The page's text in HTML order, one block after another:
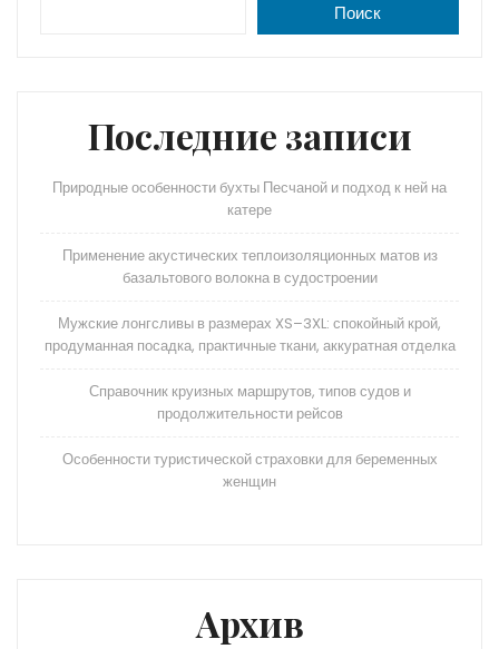
Поиск
Последние записи
Природные особенности бухты Песчаной и подход к ней на
катере
Применение акустических теплоизоляционных матов из
базальтового волокна в судостроении
Мужские лонгсливы в размерах XS–3XL: спокойный крой,
продуманная посадка, практичные ткани, аккуратная отделка
Справочник круизных маршрутов, типов судов и
продолжительности рейсов
Особенности туристической страховки для беременных
женщин
Архив